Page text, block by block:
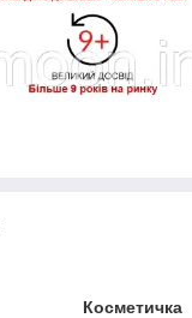
Косметичка